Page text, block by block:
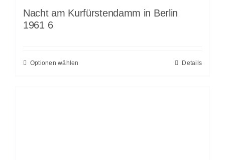
Nacht am Kurfürstendamm in Berlin
1961 6
Optionen wählen Details